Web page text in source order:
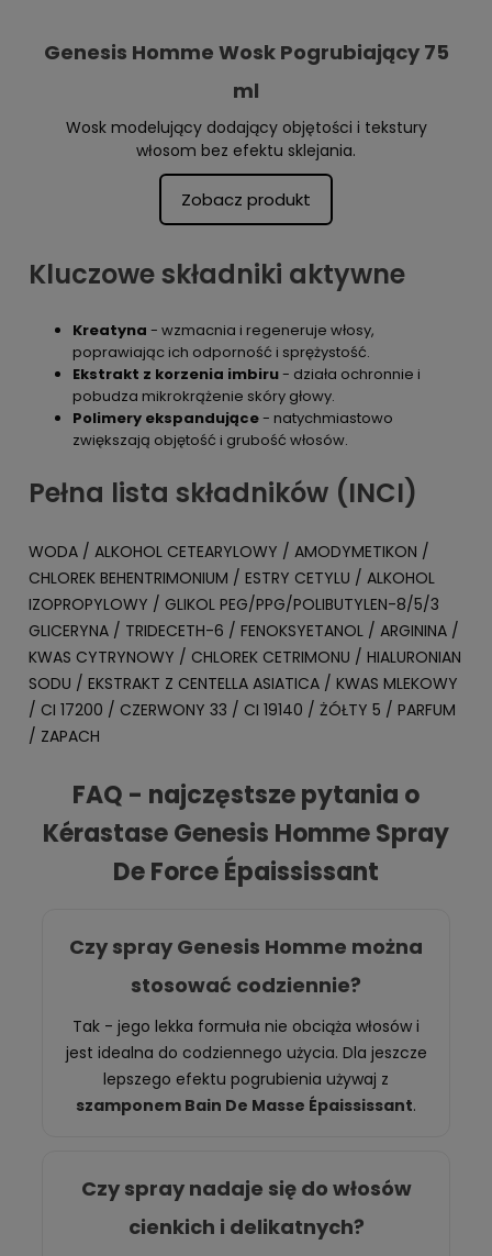
Genesis Homme Wosk Pogrubiający 75
ml
Wosk modelujący dodający objętości i tekstury
włosom bez efektu sklejania.
Zobacz produkt
Kluczowe składniki aktywne
Kreatyna - wzmacnia i regeneruje włosy,
poprawiając ich odporność i sprężystość.
Ekstrakt z korzenia imbiru- działa ochronnie i
pobudza mikrokrążenie skóry głowy.
Polimery ekspandujące- natychmiastowo
zwiększają objętość i grubość włosów.
Pełna lista składników (INCI)
WODA / ALKOHOL CETEARYLOWY / AMODYMETIKON /
CHLOREK BEHENTRIMONIUM / ESTRY CETYLU / ALKOHOL
IZOPROPYLOWY / GLIKOL PEG/PPG/POLIBUTYLEN-8/5/3
GLICERYNA / TRIDECETH-6 / FENOKSYETANOL / ARGININA /
KWAS CYTRYNOWY / CHLOREK CETRIMONU / HIALURONIAN
SODU / EKSTRAKT Z CENTELLA ASIATICA / KWAS MLEKOWY
/ CI 17200 / CZERWONY 33 / CI 19140 / ŻÓŁTY 5 / PARFUM
/ ZAPACH
FAQ - najczęstsze pytania o
Kérastase Genesis Homme Spray
De Force Épaississant
Czy spray Genesis Homme można
stosować codziennie?
Tak - jego lekka formuła nie obciąża włosów i
jest idealna do codziennego użycia. Dla jeszcze
lepszego efektu pogrubienia używaj z
szamponem Bain De Masse Épaississant.
Czy spray nadaje się do włosów
cienkich i delikatnych?